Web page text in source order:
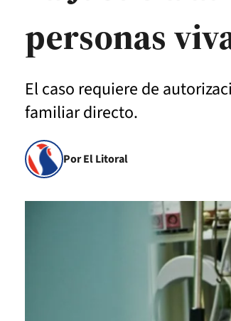
personas
El caso requiere de
familiar directo.
Por El Litoral